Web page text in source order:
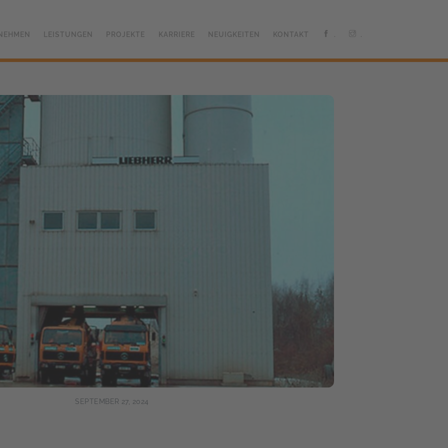
LEISTUNGEN PROJEKTE KARRIERE NEUIGKEITEN KONTAKT
SEPTEMBER 27, 2024